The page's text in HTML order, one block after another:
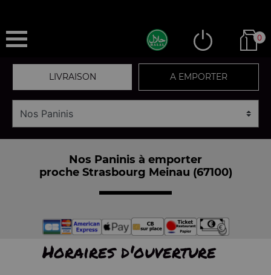
0
LIVRAISON A EMPORTER
Nos Paninis à emporter
proche Strasbourg Meinau (67100)
Horaires d'ouverture